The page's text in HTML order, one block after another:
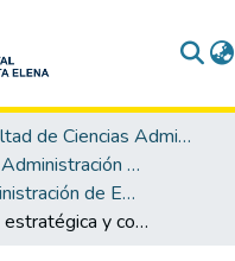
Facultad de Ciencias Administrativas
Carrera de Administración de Empresas
Tesis Administración de Empresas
Planeación estratégica y competitividad en la compañía de transporte Perpacifse S.A., provincia de Santa Elena, año 2022.